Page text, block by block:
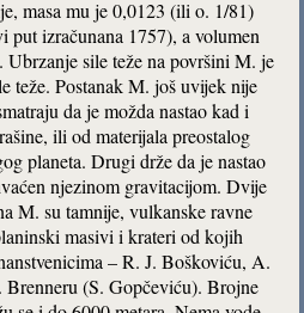
masa mu je 0,0123 (ili o. 1/81)
put izračunana 1757), a volumen
sile teže na površini M. je
teže. Postanak M. još uvijek nije
da je možda nastao kad i
ili od materijala preostalog
planeta. Drugi drže da je nastao
njezinom gravitacijom. Dvije
M. su tamnije, vulkanske ravne
masivi i krateri od kojih
– R. J. Boškoviću, A.
(S. Gopčeviću). Brojne